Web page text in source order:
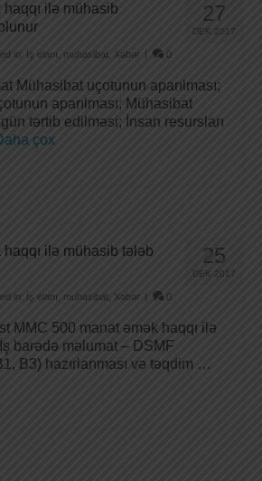
27
DEK 2017
ilə mühasib
in: İş elanı muhasibat Xəbər | 0
Mühasibat uçotunun aparılması;
aparılması; Mühasibat
tərtib edilməsi; İnsan resursları
çox
25
DEK 2017
ilə mühasib tələb
in: İş elanı muhasibat Xəbər | 0
MMC 500 manat əmək haqqı ilə
barədə məlumat – DSMF
B3) hazırlanması və təqdim …